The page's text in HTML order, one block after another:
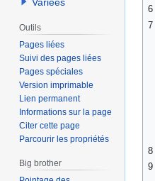
6
7
8
9
Variées
Outils
Pages liées
Suivi des pages liées
Pages spéciales
Version imprimable
Lien permanent
Informations sur la page
Citer cette page
Parcourir les propriétés
Big brother